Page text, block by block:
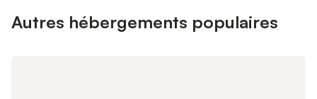
une cuisinière, un
Autres hébergements populaires